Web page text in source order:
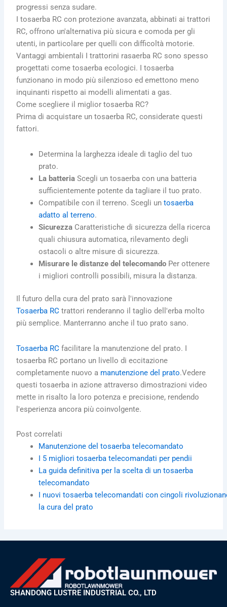
progressi senza sudare.
I tosaerba RC con protezione avanzata, abbinati ai trattori
RC, offrono un'alternativa più sicura e comoda per gli
utenti, in particolare per quelli con difficoltà motorie.
Vantaggi ambientali I trattorini rasaerba RC sono spesso
progettati come tosaerba ecologici. I tosaerba
funzionano in modo più silenzioso ed emettono meno
inquinanti rispetto ai modelli alimentati a gas.
Come scegliere il miglior tosaerba RC?
Prima di acquistare un tosaerba RC, considerate questi
fattori.
Determina la larghezza ideale di taglio del tuo
prato.
La batteria Scegli un tosaerba con una batteria
sufficientemente potente da tagliare il tuo prato.
Compatibile con il terreno. Scegli untosaerba
adatto al terreno.
Sicurezza Caratteristiche di sicurezza della ricerca
quali chiusura automatica, rilevamento degli
ostacoli o altre misure di sicurezza.
Misurare le distanze del telecomando Per ottenere
i migliori controlli possibili, misura la distanza.
Il futuro della cura del prato sarà l'innovazione
Tosaerba RC trattori renderanno il taglio dell'erba molto
più semplice. Manterranno anche il tuo prato sano.
Tosaerba RC facilitare la manutenzione del prato. I
tosaerba RC portano un livello di eccitazione
completamente nuovo a manutenzione del prato.Vedere
questi tosaerba in azione attraverso dimostrazioni video
mette in risalto la loro potenza e precisione, rendendo
l'esperienza ancora più coinvolgente.
Post correlati
Manutenzione del tosaerba telecomandato
I 5 migliori tosaerba telecomandati per pendii
La guida definitiva per la scelta di un tosaerba
telecomandato
I nuovi tosaerba telecomandati con cingoli
la cura del prato
SHANDONG LUSTRE INDUSTRIAL CO., LTD